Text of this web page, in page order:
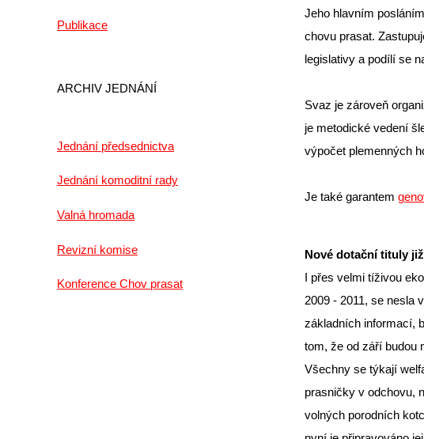
Publikace
ARCHIV JEDNÁNÍ
Jednání předsednictva
Jednání komoditní rady
Valná hromada
Revizní komise
Konference Chov prasat
Jeho hlavním
chovu prasat.
legislativy a podílí se
Svaz je zároveň
je metodické vedení
výpočet plemenných
Je také garantem
Nové dotační tituly
I přes velmi tíživou
2009 - 2011, se nesla
základních informací,
tom, že od září budou
Všechny se týkají
prasničky v odchovu,
volných porodních